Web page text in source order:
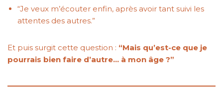
“Je veux m’écouter enfin, après avoir tant suivi les
attentes des autres.”
Et puis surgit cette question : “Mais qu’est-ce que je
pourrais bien faire d’autre… à mon âge ?”